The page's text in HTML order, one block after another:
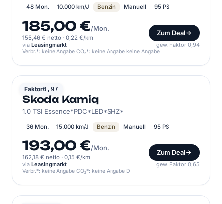
48 Mon. 10.000 km/J Benzin Manuell 95 PS
185,00 €/Mon.
155,46 € netto · 0,22 €/km
Zum Deal
via Leasingmarkt gew. Faktor 0,94
Verbr.*: keine Angabe CO₂*: keine Angabe keine Angabe
Faktor0,97
SKODA
Skoda Kamiq
1.0 TSI Essence*PDC*LED*SHZ*
36 Mon. 15.000 km/J Benzin Manuell 95 PS
193,00 €/Mon.
162,18 € netto · 0,15 €/km
Zum Deal
via Leasingmarkt gew. Faktor 0,65
Verbr.*: keine Angabe CO₂*: keine Angabe D